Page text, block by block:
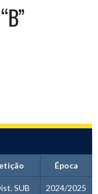
Época
SUB
2024/2025